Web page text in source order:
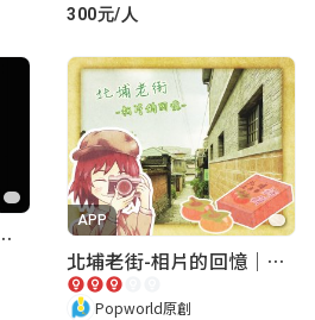
300元/人
匪偵訊｜室內遊戲
APP
北埔老街-相片的回憶｜新竹老街城市解謎
Popworld原創